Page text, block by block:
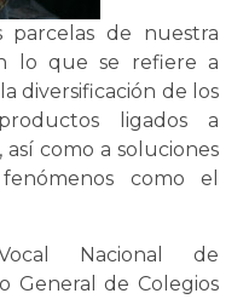
parcelas de nuestra
lo que se refiere a
diversificación de los
ligados a
como a soluciones
como el
Nacional de
General de Colegios